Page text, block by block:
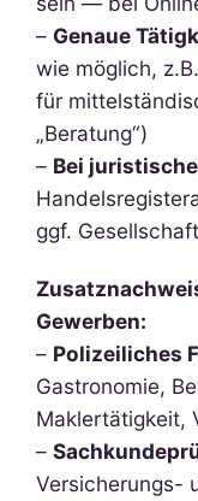
– Genaue
wie möglich,
für
„Beratung“)
– Bei
ggf.
Gewerben:
– Polizeiliches
Gastronomie,
Maklertätigkeit,
–
Versicherungs-